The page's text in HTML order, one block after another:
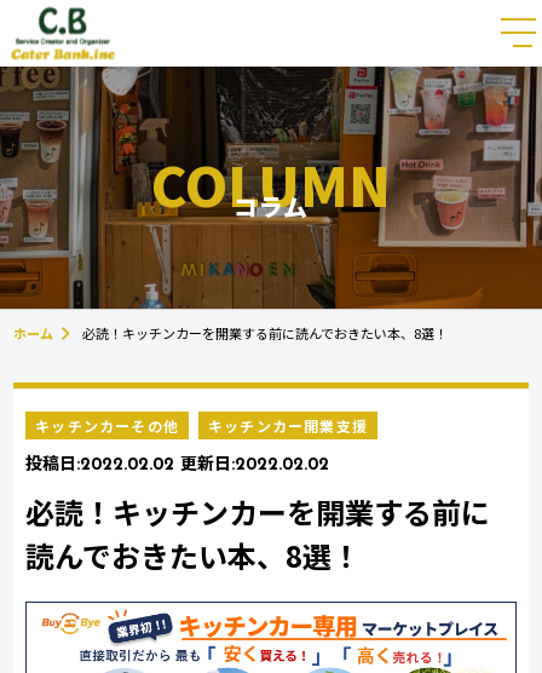
COLUMN
コラム
ホーム 必読！キッチンカーを開業する前に読んでおきたい本、8選！
キッチンカーその他 キッチンカー開業支援
投稿日:2022.02.02 更新日:2022.02.02
必読！キッチンカーを開業する前に
読んでおきたい本、8選！